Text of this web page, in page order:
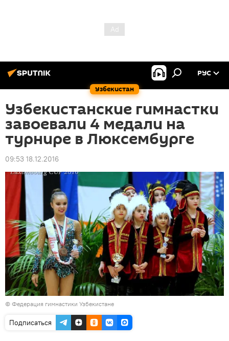
Узбекистан
РУС
Узбекистанские гимнастки
завоевали 4 медали на
турнире в Люксембурге
09:53 18.12.2016
© Федерация гимнастики Узбекистане
Подписаться